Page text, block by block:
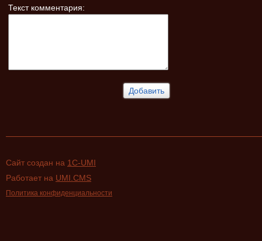
Текст комментария:
Сайт создан на 1C-UMI
Работает на UMI.CMS
Политика конфиденциальности